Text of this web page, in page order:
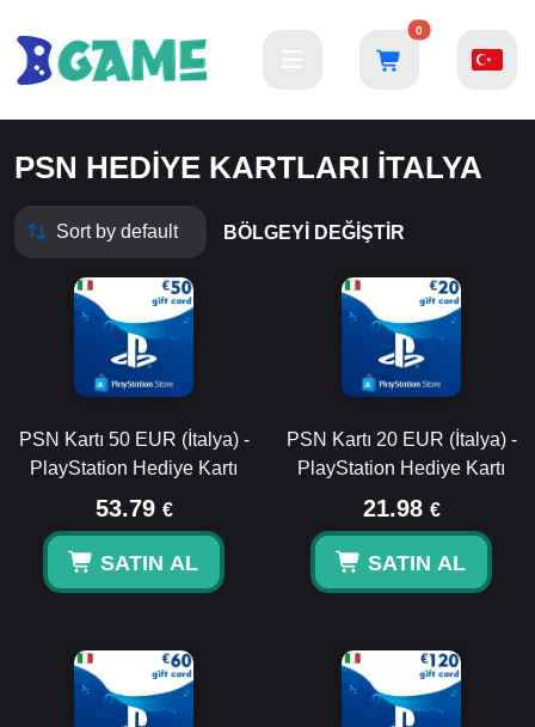
0
PSN HEDIYE KARTLARI İTALYA
BÖLGEYI DEĞIŞTIR
PSN Kartı 50 EUR (İtalya) -
PlayStation Hediye Kartı
53.79 €
SATIN AL
PSN Kartı 20 EUR (İtalya) -
PlayStation Hediye Kartı
21.98 €
SATIN AL